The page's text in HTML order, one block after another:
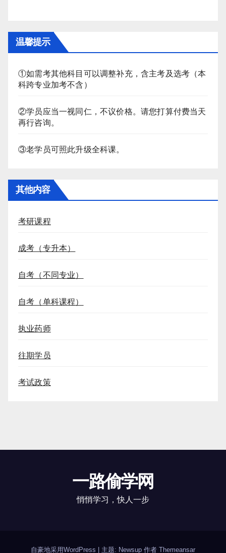
温馨提示
①如需考其他科目可以调整补充，含主考及选考（本
科跨专业加考不含）
②学员应当一视同仁，不议价格。请您打算付费当天
再行咨询。
③老学员可照此升级全科课。
其他内容
考研课程
成考（专升本）
自考（不同专业）
自考（单科课程）
执业药师
往期学员
考试政策
一路偷学网
悄悄学习，快人一步
自豪地采用WordPress 主题: Newsup 作者 Themeansar